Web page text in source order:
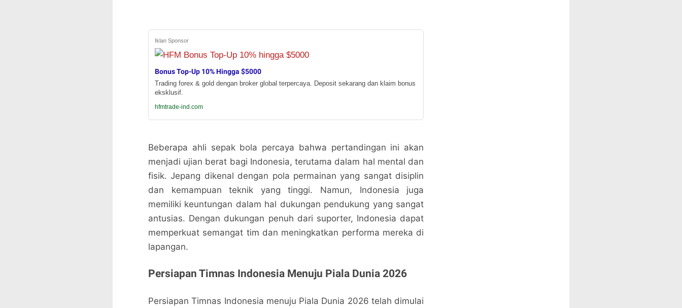
Iklan Sponsor
Bonus Top-Up 10% Hingga $5000
Trading forex & gold dengan broker global terpercaya. Deposit sekarang dan klaim bonus
eksklusif.
hfmtrade-ind.com
Beberapa ahli sepak bola percaya bahwa pertandingan ini akan
menjadi ujian berat bagi Indonesia, terutama dalam hal mental dan
fisik. Jepang dikenal dengan pola permainan yang sangat disiplin
dan kemampuan teknik yang tinggi. Namun, Indonesia juga
memiliki keuntungan dalam hal dukungan pendukung yang sangat
antusias. Dengan dukungan penuh dari suporter, Indonesia dapat
memperkuat semangat tim dan meningkatkan performa mereka di
lapangan.
Persiapan Timnas Indonesia Menuju Piala Dunia 2026
Persiapan Timnas Indonesia menuju Piala Dunia 2026 telah dimulai